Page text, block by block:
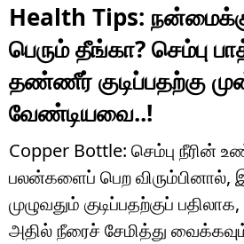
உலகம்
விளையாட்டு
பொழுதுபோக்கு
லைஃப்ஸ்டைல்
வணிகம்
டெக்னாலஜி
Health Tips:
பெரும் தீங்கா? செம்பு
தண்ணீர் குடிப்பதற்கு
வேண்டியவை..!
Copper Bottle: செம்பு நீரின்
பலன்களைப் பெற விரும்பினால்,
முழுவதும் குடிப்பதற்குப்
அதில் நீரைச் சேமித்து